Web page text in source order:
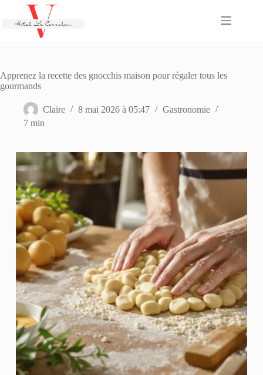
contenu
Apprenez la recette des gnocchis maison pour régaler tous les
gourmands
Claire 8 mai 2026 à 05:47
Gastronomie
7 min